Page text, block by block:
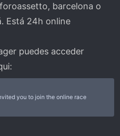
barcelona o
Está 24h online
puedes acceder
you to join the online race